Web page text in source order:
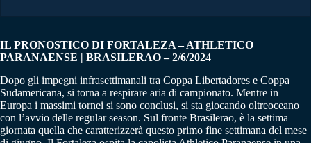
IL PRONOSTICO DI FORTALEZA – ATHLETICO
PARANAENSE | BRASILERAO – 2/6/2024
Dopo gli impegni infrasettimanali tra Coppa Libertadores e Coppa
Sudamericana, si torna a respirare aria di campionato. Mentre in
Europa i massimi tornei si sono conclusi, si sta giocando oltreoceano
con l’avvio delle regular season. Sul fronte Brasilerao, è la settima
giornata quella che caratterizzerà questo primo fine settimana del mese